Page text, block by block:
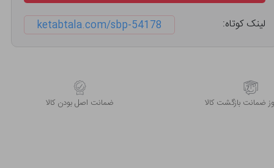
لینک کوتاه: ketabtala.com/sbp-54178
ضمانت بازگشت کالا ﺿﻤﺎﻧﺖ اﺻﻞ ﺑﻮدن ﮐﺎﻟﺎ